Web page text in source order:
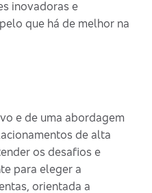
inovadoras e
que há de melhor na
e de uma abordagem
de alta
os desafios e
para eleger a
orientada a